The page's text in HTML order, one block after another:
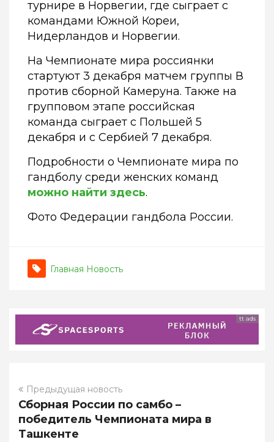
турнире в Норвегии, где сыграет с
командами Южной Кореи,
Нидерландов и Норвегии.
На Чемпионате мира россиянки
стартуют 3 декабря матчем группы В
против сборной Камеруна. Также на
групповом этапе российская
команда сыграет с Польшей 5
декабря и с Сербией 7 декабря.
Подробности о Чемпионате мира по
гандболу среди женских команд
можно найти здесь.
Фото Федерации гандбола России.
Главная Новость
tt ads
Предыдущая новость
Сборная России по самбо –
победитель Чемпионата мира в
Ташкенте